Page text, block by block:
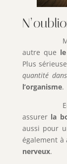
Mon
autre que
Plus
quantité
l’organisme.
En effet,
assurer la
aussi pour
également à
nerveux.